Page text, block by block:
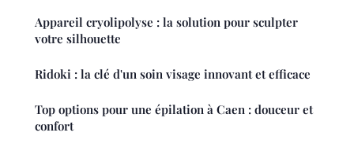
Appareil cryolipolyse : la solution pour sculpter
votre silhouette
Ridoki : la clé d'un soin visage innovant et efficace
Top options pour une épilation à Caen : douceur et
confort